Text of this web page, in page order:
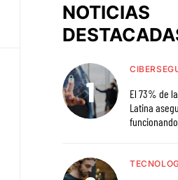
NOTICIAS
El 73% de
Latina
funcionando